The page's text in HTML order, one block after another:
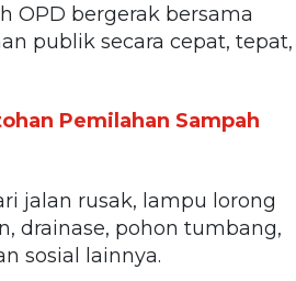
OPD bergerak bersama
publik secara cepat, tepat,
Pemilahan Sampah
jalan rusak, lampu lorong
drainase, pohon tumbang,
sosial lainnya.